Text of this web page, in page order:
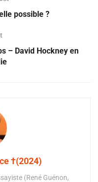
possible ?
– David Hockney en
†(2024)
(René Guénon,